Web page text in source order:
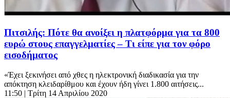
Πιτσιλής: Πότε θα ανοίξει η πλατφόρμα για τα 800
ευρώ στους επαγγελματίες – Τι είπε για τον φόρο
εισοδήματος
«Έχει ξεκινήσει από χθες η ηλεκτρονική διαδικασία για την
απόκτηση κλειδαρίθμου και έχουν ήδη γίνει 1.800 αιτήσεις...
11:50 | Τρίτη 14 Απριλίου 2020